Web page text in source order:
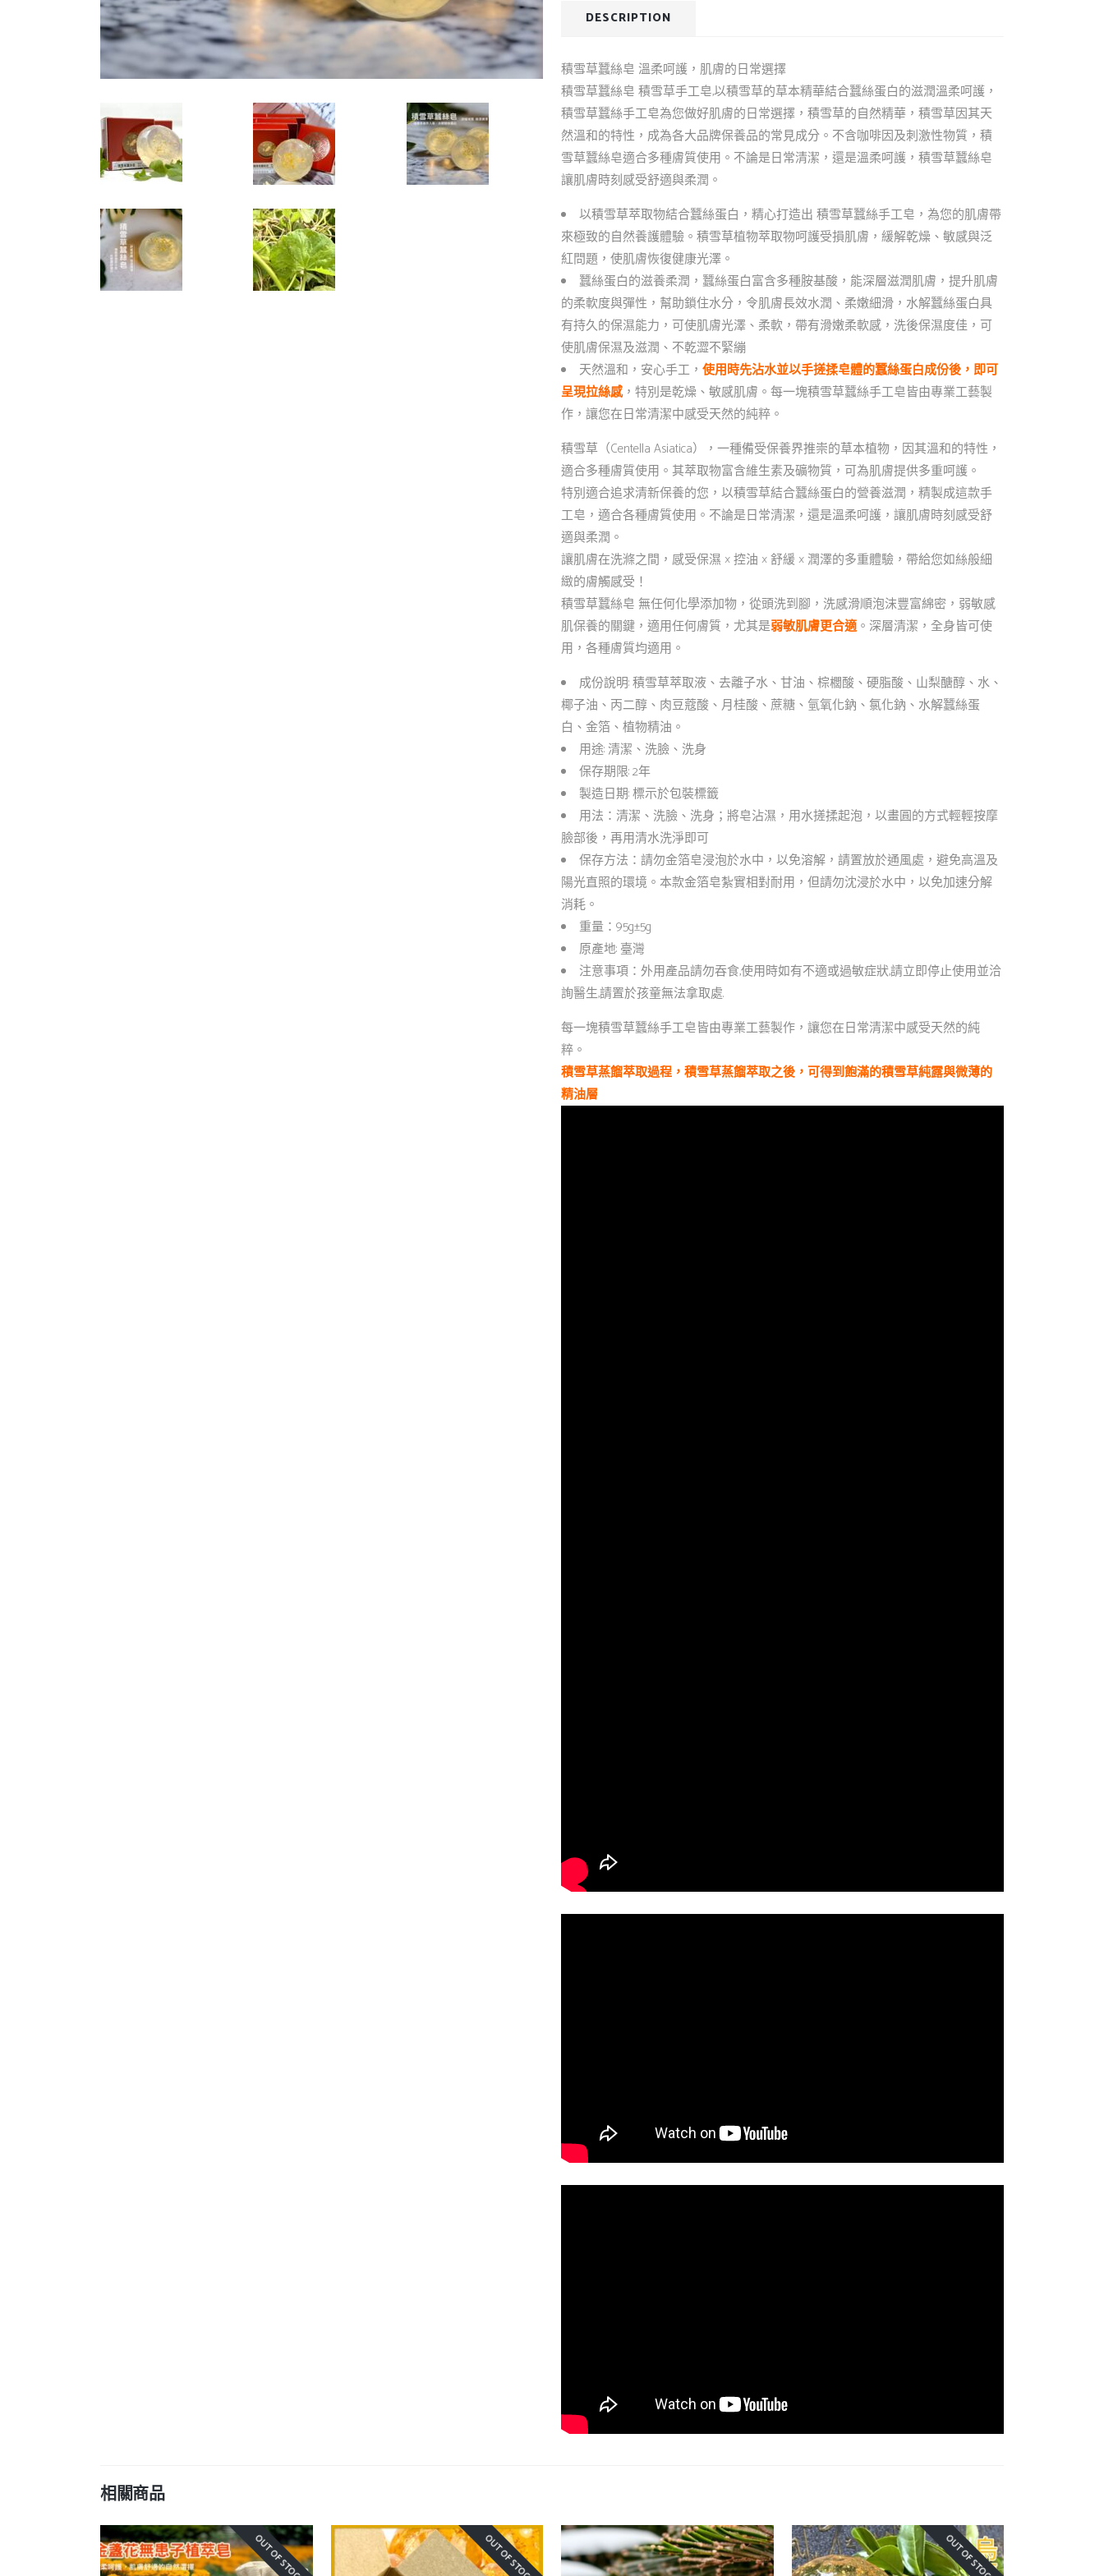
DESCRIPTION
積雪草蠶絲皂 溫柔呵護，肌膚的日常選擇
積雪草蠶絲皂 積雪草手工皂,以積雪草的草本精華結合蠶絲蛋白的滋潤溫柔呵護，
積雪草蠶絲手工皂為您做好肌膚的日常選擇，積雪草的自然精華，積雪草因其天
然溫和的特性，成為各大品牌保養品的常見成分。不含咖啡因及刺激性物質，積
雪草蠶絲皂適合多種膚質使用。不論是日常清潔，還是溫柔呵護，積雪草蠶絲皂
讓肌膚時刻感受舒適與柔潤。
以積雪草萃取物結合蠶絲蛋白，精心打造出 積雪草蠶絲手工皂，為您的肌膚帶
來極致的自然養護體驗。積雪草植物萃取物呵護受損肌膚，緩解乾燥、敏感與泛
紅問題，使肌膚恢復健康光澤。
蠶絲蛋白的滋養柔潤，蠶絲蛋白富含多種胺基酸，能深層滋潤肌膚，提升肌膚
的柔軟度與彈性，幫助鎖住水分，令肌膚長效水潤、柔嫩細滑，水解蠶絲蛋白具
有持久的保濕能力，可使肌膚光澤、柔軟，帶有滑嫩柔軟感，洗後保濕度佳，可
使肌膚保濕及滋潤、不乾澀不緊繃
天然溫和，安心手工， 使用時先沾水並以手搓揉皂體的蠶絲蛋白成份後，即可
呈現拉絲感，特別是乾燥、敏感肌膚。每一塊積雪草蠶絲手工皂皆由專業工藝製
作，讓您在日常清潔中感受天然的純粹。
積雪草（Centella Asiatica），一種備受保養界推崇的草本植物，因其溫和的特性，
適合多種膚質使用。其萃取物富含維生素及礦物質，可為肌膚提供多重呵護。
特別適合追求清新保養的您，以積雪草結合蠶絲蛋白的營養滋潤，精製成這款手
工皂，適合各種膚質使用。不論是日常清潔，還是溫柔呵護，讓肌膚時刻感受舒
適與柔潤。
讓肌膚在洗滌之間，感受保濕 × 控油 × 舒緩 × 潤澤的多重體驗，帶給您如絲般細
緻的膚觸感受！
積雪草蠶絲皂 無任何化學添加物，從頭洗到腳，洗感滑順泡沫豐富綿密，弱敏感
肌保養的關鍵，適用任何膚質，尤其是弱敏肌膚更合適。深層清潔，全身皆可使
用，各種膚質均適用。
成份說明: 積雪草萃取液、去離子水、甘油、棕櫚酸、硬脂酸、山梨醣醇、水、
椰子油、丙二醇、肉豆蔻酸、月桂酸、蔗糖、氫氧化鈉、氯化鈉、水解蠶絲蛋
白、金箔、植物精油。
用途: 清潔、洗臉、洗身
保存期限: 2年
製造日期: 標示於包裝標籤
用法：清潔、洗臉、洗身；將皂沾濕，用水搓揉起泡，以畫圓的方式輕輕按摩
臉部後，再用清水洗淨即可
保存方法：請勿金箔皂浸泡於水中，以免溶解，請置放於通風處，避免高溫及
陽光直照的環境。本款金箔皂紮實相對耐用，但請勿沈浸於水中，以免加速分解
消耗。
重量：95g±5g
原產地: 臺灣
注意事項：外用產品請勿吞食,使用時如有不適或過敏症狀,請立即停止使用並洽
詢醫生,請置於孩童無法拿取處.
每一塊積雪草蠶絲手工皂皆由專業工藝製作，讓您在日常清潔中感受天然的純
粹。
積雪草蒸餾萃取過程，積雪草蒸餾萃取之後，可得到飽滿的積雪草純露與微薄的
精油層
相關商品
OUT OF STOCK! OUT OF STOCK! OUT OF STOCK!